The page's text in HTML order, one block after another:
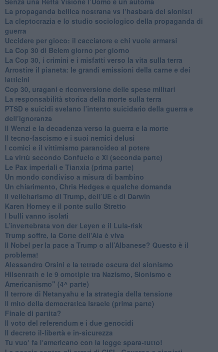
​La propaganda bellica nostrana vs l’hasbarà dei sionisti
​La cleptocrazia e lo studio sociologico della propaganda di
guerra
​Uccidere per gioco: il cacciatore e chi vuole armarsi
​La Cop 30 di Belem giorno per giorno
La Cop 30, i crimini e i misfatti verso la vita sulla terra
Arrostire il pianeta: le grandi emissioni della carne e dei
latticini
​Cop 30, uragani e riconversione delle spese militari
La responsabilità storica della morte sulla terra
PTSD e suicidi svelano l’intento suicidario della guerra e
dell’ignoranza
Il Wenzi e la decadenza verso la guerra e la morte
​Il tecno-fascismo e i suoi nemici delusi
​I comici e il vittimismo paranoideo al potere
​La virtù secondo Confucio e Xi (seconda parte)
Le Pax imperiali e Tianxia (prima parte)
Un mondo condiviso a misura di bambino
​Un chiarimento, Chris Hedges e qualche domanda
Il velleitarismo di Trump, dell’UE e di Darwin
​Karen Horney e il ponte sullo Stretto
​I bulli vanno isolati
L’invertebrata von der Leyen e il Lula-risk
Trump soffre, la Corte dell'Aia è viva
​Il Nobel per la pace a Trump o all’Albanese? Questo è il
problema!
​Alessandro Orsini e la tetrade oscura del sionismo
​Hilsenrath e le 9 omotipie tra Nazismo, Sionismo e
Americanismo" (4^ parte)
​Il terrore di Netanyahu e la strategia della tensione
Il mito della democratica Israele (prima parte)
​Finale di partita?
​Il voto del referendum e i due genocidi
Il decreto il-libertà e in-sicurezza
Tu vuo’ fa l’americano con la legge spara-tutto!